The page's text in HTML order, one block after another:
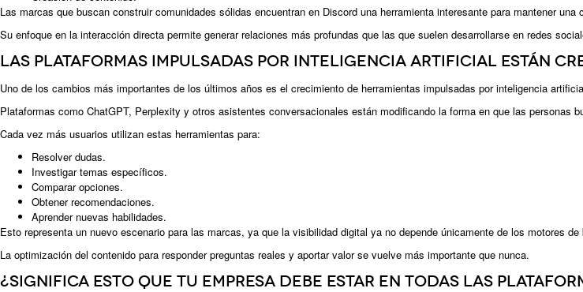
Las marcas que buscan construir comunidades sólidas encuentran en Discord una herramienta interesante para mantener
Su enfoque en la interacción directa permite generar relaciones más profundas que las que suelen desarrollarse en redes
Las plataformas impulsadas por inteligencia artificial están
Uno de los cambios más importantes de los últimos años es el crecimiento de herramientas impulsadas por inteligencia
Plataformas como ChatGPT, Perplexity y otros asistentes conversacionales están modificando la forma en que las personas
Cada vez más usuarios utilizan estas herramientas para:
Resolver dudas.
Investigar temas específicos.
Comparar opciones.
Obtener recomendaciones.
Aprender nuevas habilidades.
Esto representa un nuevo escenario para las marcas, ya que la visibilidad digital ya no depende únicamente de los motores
La optimización del contenido para responder preguntas reales y aportar valor se vuelve más importante que nunca.
¿Significa esto que tu empresa debe estar en todas las